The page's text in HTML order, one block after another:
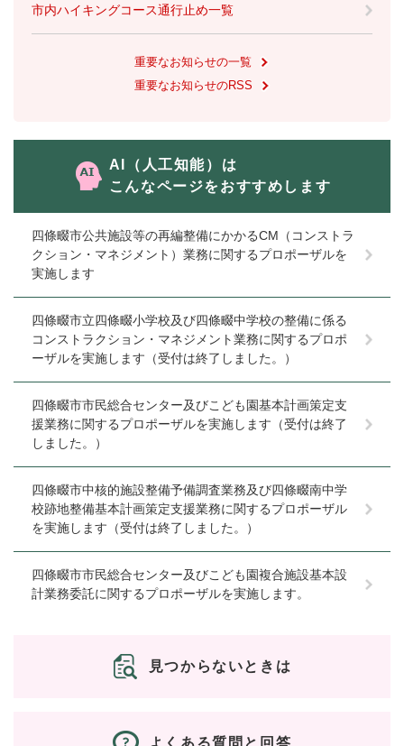
市内ハイキングコース通行止め一覧
重要なお知らせの一覧
重要なお知らせのRSS
AI（人工知能）は
こんなページをおすすめします
四條畷市公共施設等の再編整備にかかるCM（コンストラ
クション・マネジメント）業務に関するプロポーザルを
実施します
四條畷市立四條畷小学校及び四條畷中学校の整備に係る
コンストラクション・マネジメント業務に関するプロポ
ーザルを実施します（受付は終了しました。）
四條畷市市民総合センター及びこども園基本計画策定支
援業務に関するプロポーザルを実施します（受付は終了
しました。）
四條畷市中核的施設整備予備調査業務及び四條畷南中学
校跡地整備基本計画策定支援業務に関するプロポーザル
を実施します（受付は終了しました。）
四條畷市市民総合センター及びこども園複合施設基本設
計業務委託に関するプロポーザルを実施します。
見つからないときは
よくある質問と回答